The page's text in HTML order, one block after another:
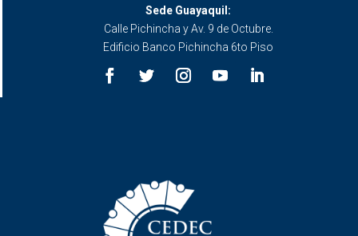
Sede Guayaquil:
Calle Pichincha y Av. 9 de Octubre.
Edificio Banco Pichincha 6to Piso